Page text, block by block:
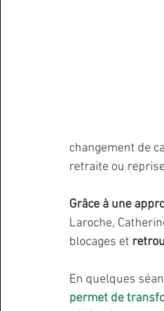
changement de
retraite ou
Grâce à une
Laroche,
blocages et
En quelques
permet de